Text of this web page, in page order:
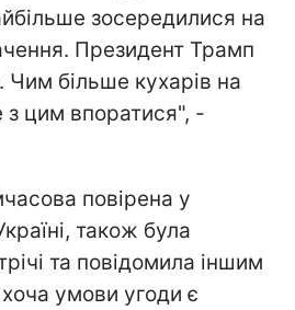
зосередилися на
Президент Трамп
Чим більше кухарів на
з цим впоратися", -
повірена у
також була
та повідомила іншим
умови угоди є